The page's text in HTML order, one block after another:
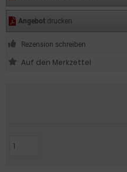
Angebot drucken
Rezension schreiben